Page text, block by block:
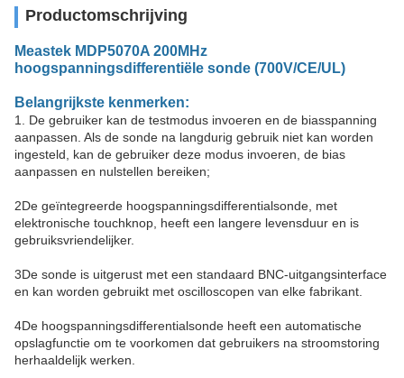
Productomschrijving
Meastek MDP5070A 200MHz
hoogspanningsdifferentiële sonde (700V/CE/UL)
Belangrijkste kenmerken:
1. De gebruiker kan de testmodus invoeren en de biasspanning
aanpassen. Als de sonde na langdurig gebruik niet kan worden
ingesteld, kan de gebruiker deze modus invoeren, de bias
aanpassen en nulstellen bereiken;
2De geïntegreerde hoogspanningsdifferentialsonde, met
elektronische touchknop, heeft een langere levensduur en is
gebruiksvriendelijker.
3De sonde is uitgerust met een standaard BNC-uitgangsinterface
en kan worden gebruikt met oscilloscopen van elke fabrikant.
4De hoogspanningsdifferentialsonde heeft een automatische
opslagfunctie om te voorkomen dat gebruikers na stroomstoring
herhaaldelijk werken.